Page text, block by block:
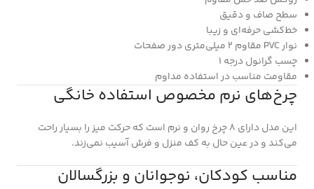
سطح صاف و دقیق
خط‌کشی حرفه‌ای و زیبا
نوار PVC مقاوم ۲ میلی‌متری دور صفحات
چسب گرانول درجه ۱
مقاومت مناسب در استفاده مداوم
چرخ‌های نرم مخصوص استفاده خانگی
این مدل دارای ۸ چرخ روان و نرم است که حرکت میز را بسیار راحت
می‌کند و در عین حال به کف منزل و فرش آسیب نمی‌زند.
مناسب کودکان، نوجوانان و بزرگسالان